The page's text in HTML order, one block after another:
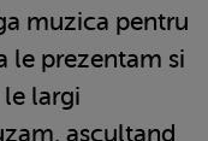
muzica pentru
le prezentam si
largi
ascultand